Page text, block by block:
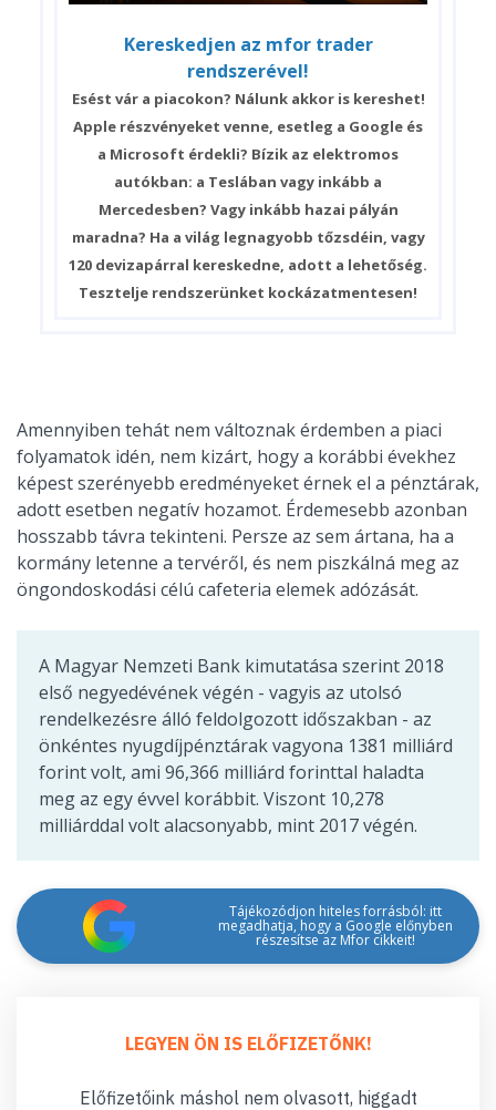
Kereskedjen az mfor trader
rendszerével!
Esést vár a piacokon? Nálunk akkor is kereshet!
Apple részvényeket venne, esetleg a Google és
a Microsoft érdekli? Bízik az elektromos
autókban: a Teslában vagy inkább a
Mercedesben? Vagy inkább hazai pályán
maradna? Ha a világ legnagyobb tőzsdéin, vagy
120 devizapárral kereskedne, adott a lehetőség.
Tesztelje rendszerünket kockázatmentesen!
Amennyiben tehát nem változnak érdemben a piaci
folyamatok idén, nem kizárt, hogy a korábbi évekhez
képest szerényebb eredményeket érnek el a pénztárak,
adott esetben negatív hozamot. Érdemesebb azonban
hosszabb távra tekinteni. Persze az sem ártana, ha a
kormány letenne a tervéről, és nem piszkálná meg az
öngondoskodási célú cafeteria elemek adózását.
A Magyar Nemzeti Bank kimutatása szerint 2018
első negyedévének végén - vagyis az utolsó
rendelkezésre álló feldolgozott időszakban - az
önkéntes nyugdíjpénztárak vagyona 1381 milliárd
forint volt, ami 96,366 milliárd forinttal haladta
meg az egy évvel korábbit. Viszont 10,278
milliárddal volt alacsonyabb, mint 2017 végén.
Tájékozódjon hiteles forrásból: itt
megadhatja, hogy a Google előnyben
részesítse az Mfor cikkeit!
LEGYEN ÖN IS ELŐFIZETŐNK!
Előfizetőink máshol nem olvasott, higgadt